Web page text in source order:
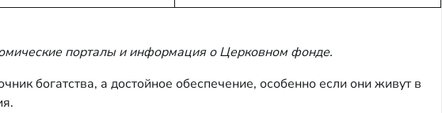
порталы и информация о Церковном фонде.
богатства, а достойное обеспечение, особенно если они живут в